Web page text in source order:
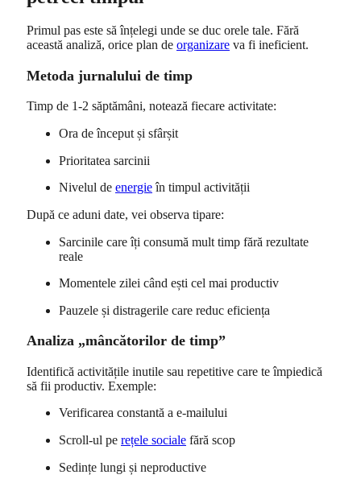
Primul pas este să înțelegi unde se duc orele tale. Fără
această analiză, orice plan de organizare va fi ineficient.
Metoda jurnalului de timp
Timp de 1-2 săptămâni, notează fiecare activitate:
Ora de început și sfârșit
Prioritatea sarcinii
Nivelul de energieîn timpul activității
După ce aduni date, vei observa tipare:
Sarcinile care îți consumă mult timp fără rezultate
reale
Momentele zilei când ești cel mai productiv
Pauzele și distragerile care reduc eficiența
Analiza „mâncătorilor de timp”
Identifică activitățile inutile sau repetitive care te împiedică
să fii productiv. Exemple:
Verificarea constantă a e-mailului
Scroll-ul pe rețele sociale fără scop
Sedințe lungi și neproductive